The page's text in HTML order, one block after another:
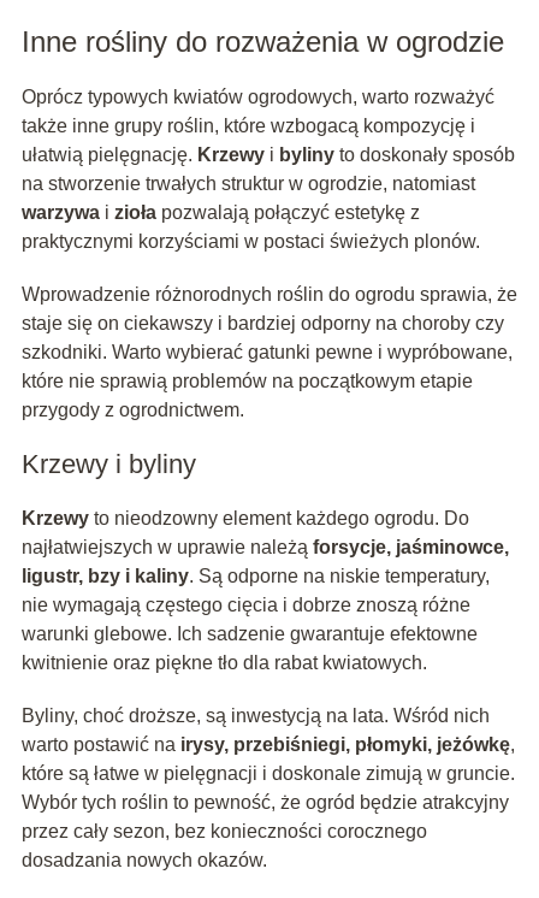
Inne rośliny do rozważenia w ogrodzie
Oprócz typowych kwiatów ogrodowych, warto rozważyć
także inne grupy roślin, które wzbogacą kompozycję i
ułatwią pielęgnację. Krzewyi bylinyto doskonały sposób
na stworzenie trwałych struktur w ogrodzie, natomiast
warzywai ziołapozwalają połączyć estetykę z
praktycznymi korzyściami w postaci świeżych plonów.
Wprowadzenie różnorodnych roślin do ogrodu sprawia, że
staje się on ciekawszy i bardziej odporny na choroby czy
szkodniki. Warto wybierać gatunki pewne i wypróbowane,
które nie sprawią problemów na początkowym etapie
przygody z ogrodnictwem.
Krzewy i byliny
Krzewyto nieodzowny element każdego ogrodu. Do
najłatwiejszych w uprawie należą forsycje, jaśminowce,
ligustr, bzy i kaliny. Są odporne na niskie temperatury,
nie wymagają częstego cięcia i dobrze znoszą różne
warunki glebowe. Ich sadzenie gwarantuje efektowne
kwitnienie oraz piękne tło dla rabat kwiatowych.
Byliny, choć droższe, są inwestycją na lata. Wśród nich
warto postawić na irysy, przebiśniegi, płomyki, jeżówkę,
które są łatwe w pielęgnacji i doskonale zimują w gruncie.
Wybór tych roślin to pewność, że ogród będzie atrakcyjny
przez cały sezon, bez konieczności corocznego
dosadzania nowych okazów.